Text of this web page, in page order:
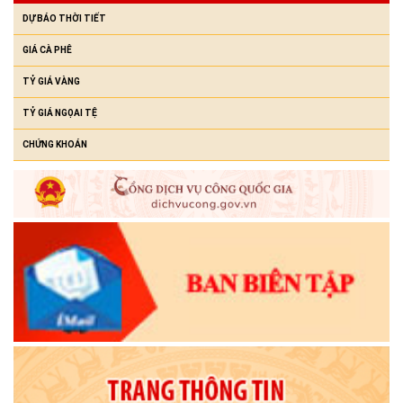
DỰ BÁO THỜI TIẾT
GIÁ CÀ PHÊ
TỶ GIÁ VÀNG
TỶ GIÁ NGỌAI TỆ
CHỨNG KHOÁN
(23/07/2026)